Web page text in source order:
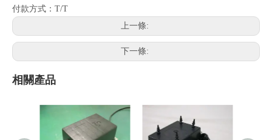
付款方式：T/T
上一條:
下一條:
相關產品